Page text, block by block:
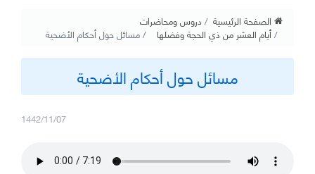
الصفحة الرئيسية دروس ومحاضرات
أيام العشر من ذي الحجة وفضلها مسائل حول أحكام الأضحية
مسائل حول أحكام الأضحية
1442/11/07